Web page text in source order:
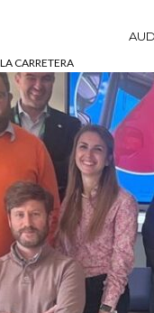
CARRETERA